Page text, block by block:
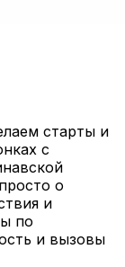
старты и
с
о
и
по
и вызовы